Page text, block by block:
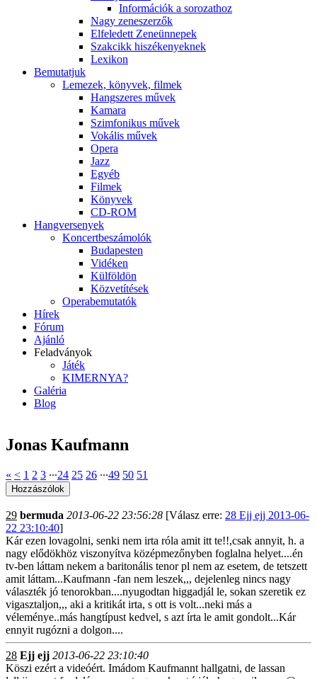
Információk a sorozathoz
Nagy zeneszerzők
Elfeledett Zeneünnepek
Szakcikk hiszékenyeknek
Lexikon
Bemutatjuk
Lemezek, könyvek, filmek
Hangszeres művek
Kamara
Szimfonikus művek
Vokális művek
Opera
Jazz
Egyéb
Filmek
Könyvek
CD-ROM
Hangversenyek
Koncertbeszámolók
Budapesten
Vidéken
Külföldön
Közvetítések
Operabemutatók
Hírek
Fórum
Ajánló
Feladványok
Játék
KIMERNYA?
Galéria
Blog
Jonas Kaufmann
« < 1 2 3 ∙∙∙24 25 26 ∙∙∙49 50 51
29 bermuda 2013-06-22 23:56:28 [Válasz erre: 28 Ejj ejj 2013-06-
22 23:10:40]
Kár ezen lovagolni, senki nem irta róla amit itt te!!,csak annyit, h. a
nagy elődökhöz viszonyítva középmezőnyben foglalna helyet....én
tv-ben láttam nekem a baritonális tenor pl nem az esetem, de tetszett
amit láttam...Kaufmann -fan nem leszek,,, dejelenleg nincs nagy
választék jó tenorokban....nyugodtan higgadjál le, sokan szeretik ez
vigasztaljon,,, aki a kritikát irta, s ott is volt...neki más a
véleménye..más hangtípust kedvel, s azt írta le amit gondolt...Kár
ennyit rugózni a dolgon....
28 Ejj ejj 2013-06-22 23:10:40
Köszi ezért a videóért. Imádom Kaufmannt hallgatni, de lassan